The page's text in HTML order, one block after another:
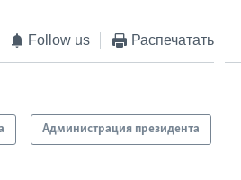
Follow us Распечатать
Администрация президента